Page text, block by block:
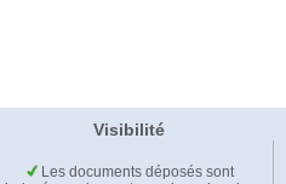
Visibilité
Les documents déposés sont